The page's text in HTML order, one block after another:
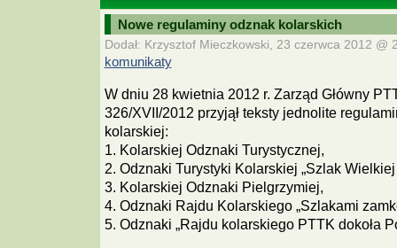
Nowe regulaminy odznak kolarskich
Dodał: Krzysztof Mieczkowski, 23 czerwca 2012 @
komunikaty
W dniu 28 kwietnia 2012 r. Zarząd Główny
326/XVII/2012 przyjął teksty jednolite
kolarskiej:
1. Kolarskiej Odznaki Turystycznej,
2. Odznaki Turystyki Kolarskiej „Szlak
3. Kolarskiej Odznaki Pielgrzymiej,
4. Odznaki Rajdu Kolarskiego „Szlakami
5. Odznaki „Rajdu kolarskiego PTTK dokoła